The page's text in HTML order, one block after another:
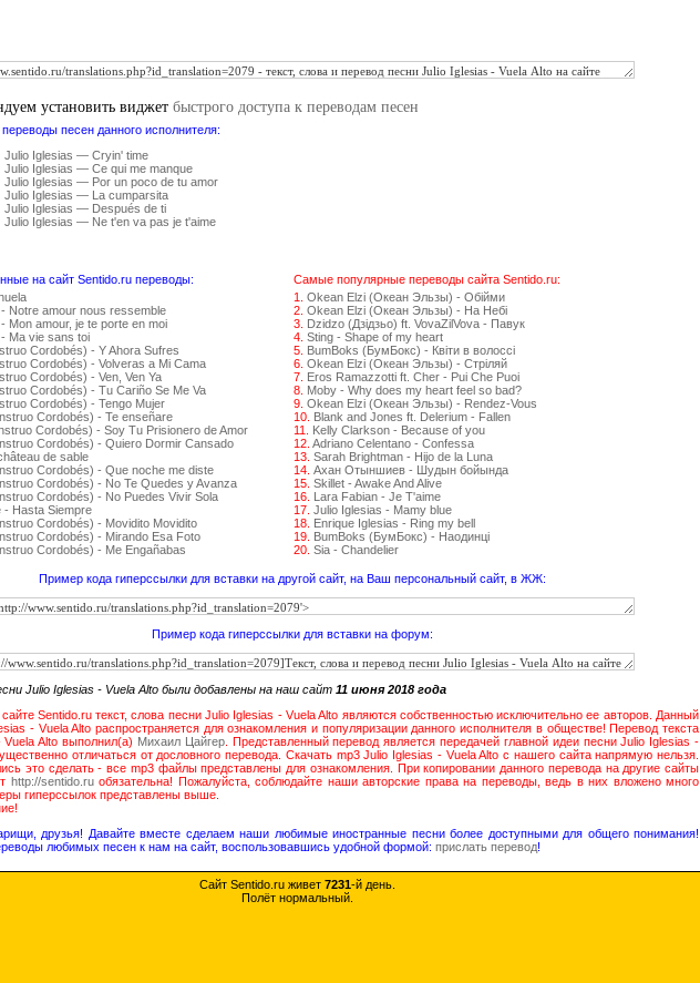
установить виджет быстрого доступа к переводам песен
переводы песен данного исполнителя:
Julio Iglesias — Cryin' time
Julio Iglesias — Ce qui me manque
Julio Iglesias — Por un poco de tu amor
Julio Iglesias — La cumparsita
Julio Iglesias — Después de ti
Julio Iglesias — Ne t'en va pas je t'aime
на сайт Sentido.ru переводы:
Самые популярные переводы сайта Sentido.ru:
Notre amour nous ressemble
Mon amour, je te porte en moi
Ma vie sans toi
Cordobés) - Y Ahora Sufres
Cordobés) - Volveras a Mi Cama
Cordobés) - Ven, Ven Ya
Cordobés) - Tu Cariño Se Me Va
Cordobés) - Tengo Mujer
Cordobés) - Te enseñare
Cordobés) - Soy Tu Prisionero de Amor
Cordobés) - Quiero Dormir Cansado
de sable
Cordobés) - Que noche me diste
Cordobés) - No Te Quedes y Avanza
Cordobés) - No Puedes Vivir Sola
- Hasta Siempre
Cordobés) - Movidito Movidito
Cordobés) - Mirando Esa Foto
Cordobés) - Me Engañabas
1. Okean Elzi (Океан Эльзы) - Обійми
2. Okean Elzi (Океан Эльзы) - На Небі
3. Dzidzo (Дзідзьо) ft. VovaZilVova - Павук
4. Sting - Shape of my heart
5. BumBoks (БумБокс) - Квіти в волоссі
6. Okean Elzi (Океан Эльзы) - Стрiляй
7. Eros Ramazzotti ft. Cher - Pui Che Puoi
8. Moby - Why does my heart feel so bad?
9. Okean Elzi (Океан Эльзы) - Rendez-Vous
10. Blank and Jones ft. Delerium - Fallen
11. Kelly Clarkson - Because of you
12. Adriano Celentano - Confessa
13. Sarah Brightman - Hijo de la Luna
14. Ахан Отыншиев - Шудын бойында
15. Skillet - Awake And Alive
16. Lara Fabian - Je T'aime
17. Julio Iglesias - Mamy blue
18. Enrique Iglesias - Ring my bell
19. BumBoks (БумБокс) - Наодинці
20. Sia - Chandelier
Пример кода гиперссылки для вставки на другой сайт, на Ваш персональный сайт, в ЖЖ:
Пример кода гиперссылки для вставки на форум:
Julio Iglesias - Vuela Alto были добавлены на наш сайт 11 июня 2018 года
Sentido.ru текст, слова песни Julio Iglesias - Vuela Alto являются собственностью исключительно ее авторов. Данный
- Vuela Alto распространяется для ознакомления и популяризации данного исполнителя в обществе! Перевод текста
Alto выполнил(а) Михаил Цайгер. Представленный перевод является передачей главной идеи песни Julio Iglesias -
отличаться от дословного перевода. Скачать mp3 Julio Iglesias - Vuela Alto с нашего сайта напрямую нельзя.
это сделать - все mp3 файлы представлены для ознакомления. При копировании данного перевода на другие сайты
http://sentido.ruобязательна! Пожалуйста, соблюдайте наши авторские права на переводы, ведь в них вложено много
гиперссылок представлены выше.
друзья! Давайте вместе сделаем наши любимые иностранные песни более доступными для общего понимания!
любимых песен к нам на сайт, воспользовавшись удобной формой: прислать перевод!
Сайт Sentido.ru живет 7231-й день.
Полёт нормальный.